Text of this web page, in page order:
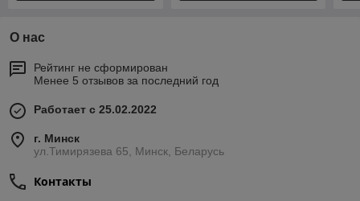
О нас
Рейтинг не сформирован
Менее 5 отзывов за последний год
Работает с 25.02.2022
г. Минск
ул.Тимирязева 65, Минск, Беларусь
Контакты